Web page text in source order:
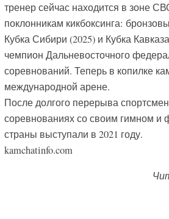
тренер сейчас находится в зоне
поклонникам кикбоксинга:
Кубка Сибири (2025) и Кубка
чемпион Дальневосточного
соревнований. Теперь в копилке
международной арене.
После долгого перерыва
соревнованиях со своим гимном и
страны выступали в 2021 году.
kamchatinfo.com